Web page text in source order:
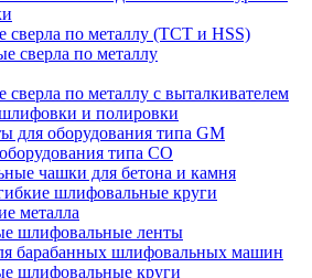
сверла по металлу (TCT и HSS)
сверла по металлу
сверла по металлу c выталкивателем
и полировки
для оборудования типа GM
типа СО
чашки для бетона и камня
шлифовальные круги
металла
шлифовальные ленты
барабанных шлифовальных машин
шлифовальные круги